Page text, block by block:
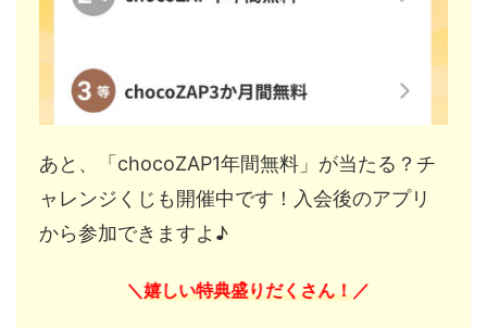
あと、「chocoZAP1年間無料」が当たる？チ
ャレンジくじも開催中です！入会後のアプリ
から参加できますよ♪
＼嬉しい特典盛りだくさん！ ／